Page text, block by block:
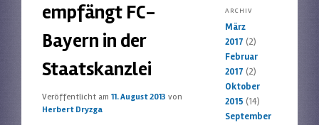
empfängt FC-
Bayern in der
Staatskanzlei
Veröffentlicht am11. August 2013 von
Herbert Dryzga
ARCHIV
März
2017 (2)
Februar
2017 (2)
Oktober
2015 (14)
September